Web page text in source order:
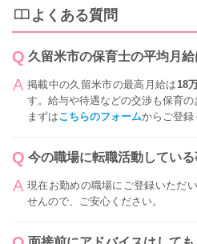
よくある質問
久留米市の保育士の平均月
掲載中の久留米市の最高月給は18
す。給与や待遇などの交渉も保育の
まずはこちらのフォームからご登録
今の職場に転職活動してい
現在お勤めの職場にご登録いただ
せんので、ご安心ください。